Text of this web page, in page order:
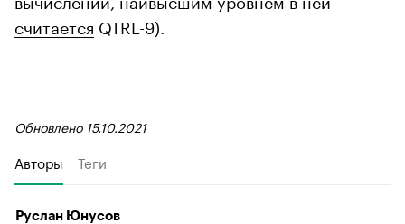
считается QTRL-9).
Обновлено 15.10.2021
Авторы Теги
Руслан Юнусов